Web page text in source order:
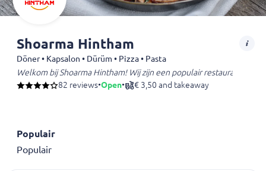
Shoarma Hintham
Döner • Kapsalon • Dürüm • Pizza • Pasta
Welkom bij Shoarma Hintham! Wij zijn een populair restaurant in
82 reviews•Open• € 3,50 and takeaway
Populair
Populair